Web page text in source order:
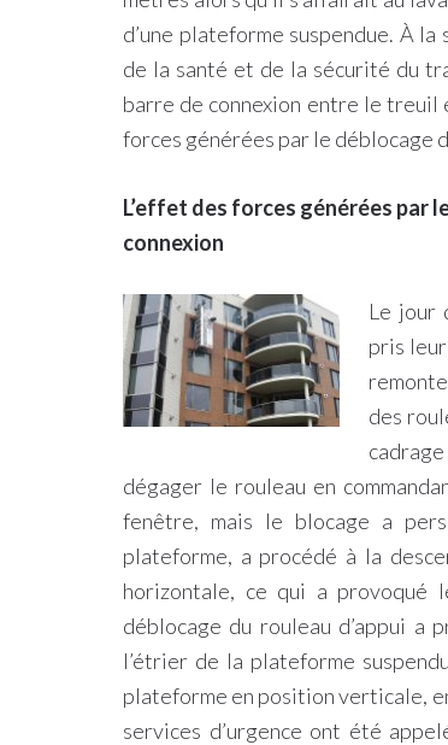
d’une plateforme suspendue. À
de la santé et de la sécurité du
barre de connexion entre le treuil
forces générées par le déblocage
L’effet des forces générées par
connexion
Le jour
pris
des
dégager le rouleau en
fenêtre, mais le blocage a
plateforme, a procédé à la
horizontale, ce qui a provoqué
déblocage du rouleau d’appui
l’étrier de la plateforme
plateforme en position verticale,
services d’urgence ont été